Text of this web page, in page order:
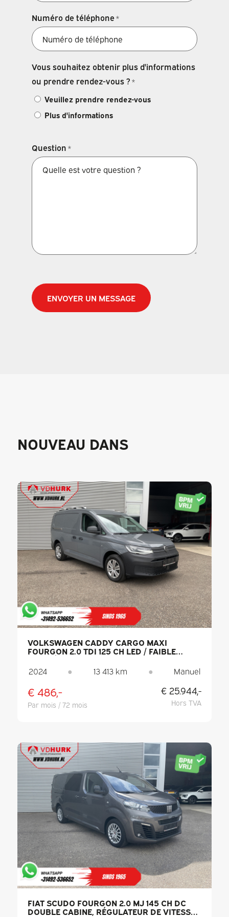
Numéro de téléphone*
Vous souhaitez obtenir plus d'informations
ou prendre rendez-vous ? *
Veuillez prendre rendez-vous
Plus d'informations
Question *
NOUVEAU DANS
VOLKSWAGEN CADDY CARGO MAXI
FOURGON 2.0 TDI 125 CH LED / FAIBLE
KILOMÉTRAGE / PDC / CLIMATISATION
2024
● 13 413 km ● Manuel
€ 486,-
Par mois / 72 mois
€ 25.944,-
Hors TVA
FIAT SCUDO FOURGON 2.0 MJ 145 CH DC
DOUBLE CABINE, RÉGULATEUR DE VITESSE